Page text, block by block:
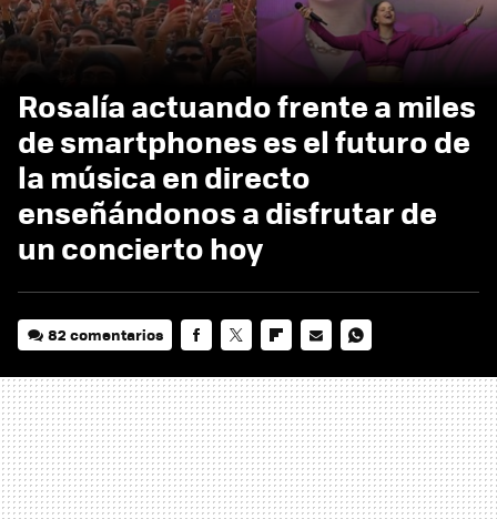
Rosalía actuando frente a miles
de smartphones es el futuro de
la música en directo
enseñándonos a disfrutar de
un concierto hoy
82 comentarios
MAIL